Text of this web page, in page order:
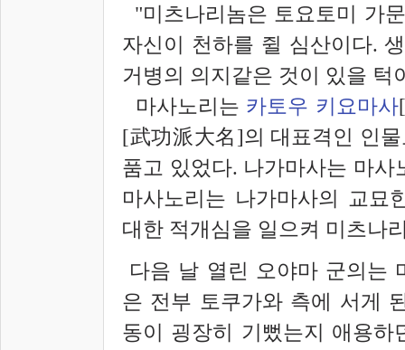
"미츠나리놈은 토요토미 가
자신이 천하를 쥘 심산이다.
거병의 의지같은 것이 있을
마사노리는 카토우 키요마사
[武功派大名]의 대표격인 인
품고 있었다. 나가마사는 마
마사노리는 나가마사의 교묘
대한 적개심을 일으켜 미츠나
다음 날 열린 오야마 군의는
은 전부 토쿠가와 측에 서게
동이 굉장히 기뻤는지 애용